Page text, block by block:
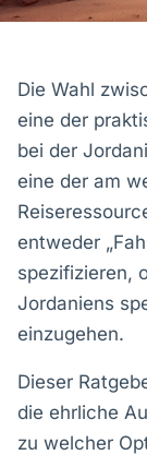
Die Wahl
eine der
bei der
eine der am
entweder
spezifizieren,
Jordaniens
einzugehen.
Dieser
die ehrliche
zu welcher